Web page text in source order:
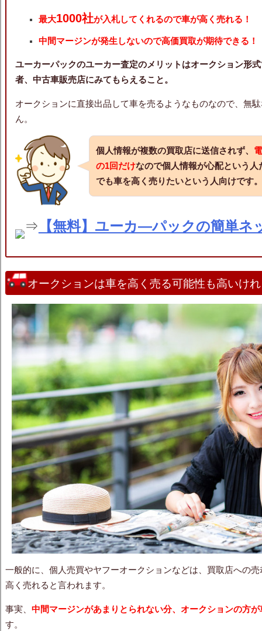
最大1000社が入札してくれるので車が高く売れる！
中間マージンが発生しないので高価買取が期待できる！
ユーカーパックのユーカー査定のメリットはオークション形
者、中古車販売店にみてもらえること。
オークションに直接出品して車を売るようなものなので、無
ん。
個人情報が複数の買取店に送信されず、
の1回だけなので個人情報が心配という
でも車を高く売りたいという人向けです
⇒ 【無料】ユーカ―パックの簡単ネ
オークションは車を高く売る可能性も高いけ
一般的に、個人売買やヤフーオークションなどは、買取店への
高く売れると言われます。
事実、 中間マージンがあまりとられない分、 オークションの方
す。